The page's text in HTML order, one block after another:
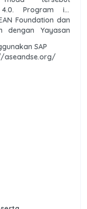
Program ini
Foundation dan
dengan Yayasan
SAP
aseandse.org/